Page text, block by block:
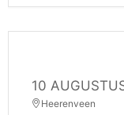
10
Heerenveen